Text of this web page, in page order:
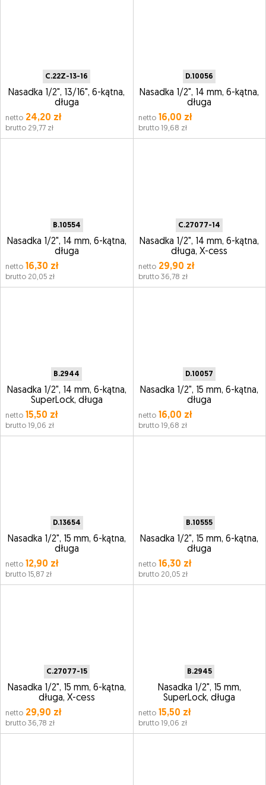
C.22Z-13-16
Nasadka 1/2", 13/16", 6-kątna,
długa
netto 24,20 zł
brutto 29,77 zł
D.10056
Nasadka 1/2", 14 mm, 6-kątna,
długa
netto16,00 zł
brutto 19,68 zł
B.10554
Nasadka 1/2", 14 mm, 6-kątna,
długa
netto 16,30 zł
brutto 20,05 zł
C.27077-14
Nasadka 1/2", 14 mm, 6-kątna,
długa, X-cess
netto29,90 zł
brutto 36,78 zł
B.2944
Nasadka 1/2", 14 mm, 6-kątna,
SuperLock, długa
netto 15,50 zł
brutto 19,06 zł
D.10057
Nasadka 1/2", 15 mm, 6-kątna,
długa
netto16,00 zł
brutto 19,68 zł
D.13654
Nasadka 1/2", 15 mm, 6-kątna,
długa
netto 12,90 zł
brutto 15,87 zł
B.10555
Nasadka 1/2", 15 mm, 6-kątna,
długa
netto16,30 zł
brutto 20,05 zł
C.27077-15
Nasadka 1/2", 15 mm, 6-kątna,
długa, X-cess
netto 29,90 zł
brutto 36,78 zł
B.2945
Nasadka 1/2", 15 mm,
SuperLock, długa
netto15,50 zł
brutto 19,06 zł